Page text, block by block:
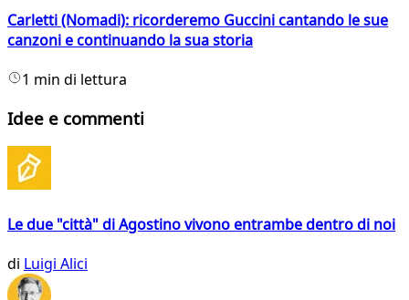
Carletti (Nomadi): ricorderemo Guccini cantando le sue
canzoni e continuando la sua storia
1 min di lettura
Idee e commenti
Le due "città" di Agostino vivono entrambe dentro di noi
di Luigi Alici